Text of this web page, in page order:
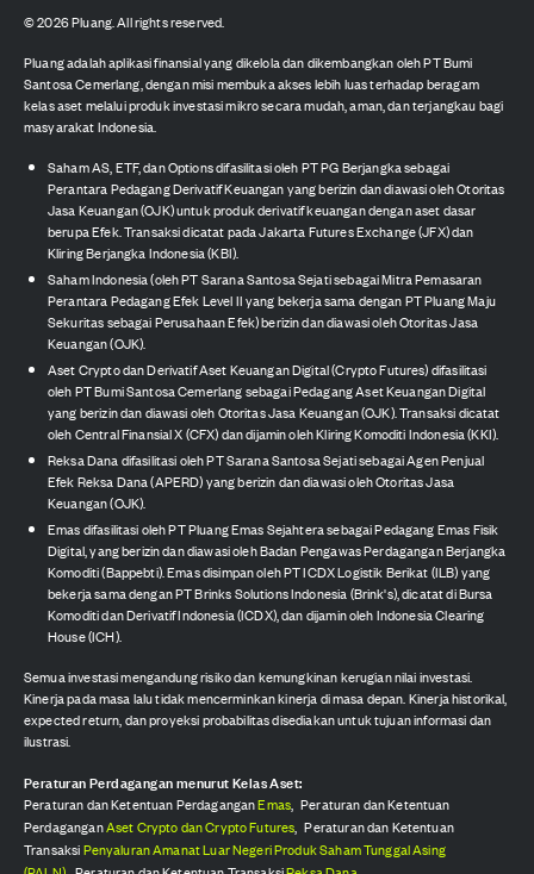
©2026Pluang. All rights reserved.
Pluang adalah aplikasi finansial yang dikelola dan dikembangkan oleh PT Bumi
Santosa Cemerlang, dengan misi membuka akses lebih luas terhadap beragam
kelas aset melalui produk investasi mikro secara mudah, aman, dan terjangkau bagi
masyarakat Indonesia.
Saham AS, ETF, dan Options difasilitasi oleh PT PG Berjangka sebagai
Perantara Pedagang Derivatif Keuangan yang berizin dan diawasi oleh Otoritas
Jasa Keuangan (OJK) untuk produk derivatif keuangan dengan aset dasar
berupa Efek. Transaksi dicatat pada Jakarta Futures Exchange (JFX) dan
Kliring Berjangka Indonesia (KBI).
Saham Indonesia (oleh PT Sarana Santosa Sejati sebagai Mitra Pemasaran
Perantara Pedagang Efek Level II yang bekerja sama dengan PT Pluang Maju
Sekuritas sebagai Perusahaan Efek) berizin dan diawasi oleh Otoritas Jasa
Keuangan (OJK).
Aset Crypto dan Derivatif Aset Keuangan Digital (Crypto Futures) difasilitasi
oleh PT Bumi Santosa Cemerlang sebagai Pedagang Aset Keuangan Digital
yang berizin dan diawasi oleh Otoritas Jasa Keuangan (OJK). Transaksi dicatat
oleh Central Finansial X (CFX) dan dijamin oleh Kliring Komoditi Indonesia (KKI).
Reksa Dana difasilitasi oleh PT Sarana Santosa Sejati sebagai Agen Penjual
Efek Reksa Dana (APERD) yang berizin dan diawasi oleh Otoritas Jasa
Keuangan (OJK).
Emas difasilitasi oleh PT Pluang Emas Sejahtera sebagai Pedagang Emas Fisik
Digital, yang berizin dan diawasi oleh Badan Pengawas Perdagangan Berjangka
Komoditi (Bappebti). Emas disimpan oleh PT ICDX Logistik Berikat (ILB) yang
bekerja sama dengan PT Brinks Solutions Indonesia (Brink's), dicatat di Bursa
Komoditi dan Derivatif Indonesia (ICDX), dan dijamin oleh Indonesia Clearing
House (ICH).
Semua investasi mengandung risiko dan kemungkinan kerugian nilai investasi.
Kinerja pada masa lalu tidak mencerminkan kinerja di masa depan. Kinerja historikal,
expected return, dan proyeksi probabilitas disediakan untuk tujuan informasi dan
ilustrasi.
Peraturan Perdagangan menurut Kelas Aset:
Peraturan dan Ketentuan PerdaganganEmas, Peraturan dan Ketentuan
PerdaganganAset Crypto dan Crypto Futures, Peraturan dan Ketentuan
TransaksiPenyaluran Amanat Luar Negeri Produk Saham Tunggal Asing